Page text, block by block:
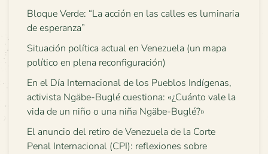
Bloque Verde: “La acción en las calles es luminaria
de esperanza”
Situación política actual en Venezuela (un mapa
político en plena reconfiguración)
En el Día Internacional de los Pueblos Indígenas,
activista Ngäbe-Buglé cuestiona: «¿Cuánto vale la
vida de un niño o una niña Ngäbe-Buglé?»
El anuncio del retiro de Venezuela de la Corte
Penal Internacional (CPI): reflexiones sobre